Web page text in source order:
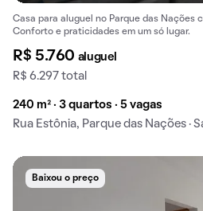
Casa para aluguel no Parque das Nações
Conforto e praticidades em um só lugar.
R$ 5.760 aluguel
R$ 6.297 total
240 m² · 3 quartos · 5 vagas
Rua Estônia, Parque das Nações ·
Baixou o preço